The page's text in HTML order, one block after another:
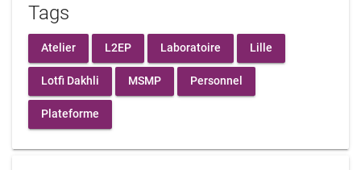
Tags
Atelier L2EP Laboratoire Lille
Lotfi Dakhli MSMP Personnel
Plateforme